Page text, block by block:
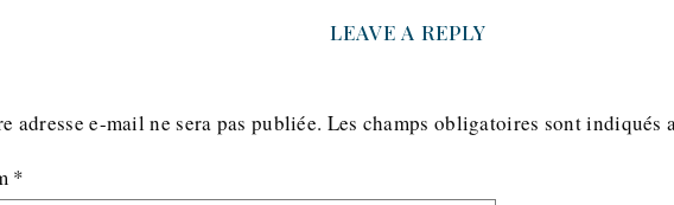
LEAVE A REPLY
adresse e-mail ne sera pas publiée. Les champs obligatoires sont indiqués
*